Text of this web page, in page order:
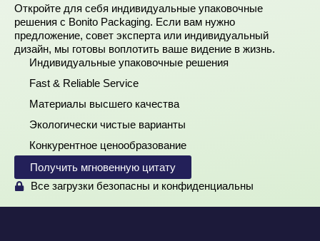
Откройте для себя индивидуальные упаковочные
решения с Bonito Packaging. Если вам нужно
предложение, совет эксперта или индивидуальный
дизайн, мы готовы воплотить ваше видение в жизнь.
Индивидуальные упаковочные решения
Fast & Reliable Service
Материалы высшего качества
Экологически чистые варианты
Конкурентное ценообразование
Получить мгновенную цитату
Все загрузки безопасны и конфиденциальны